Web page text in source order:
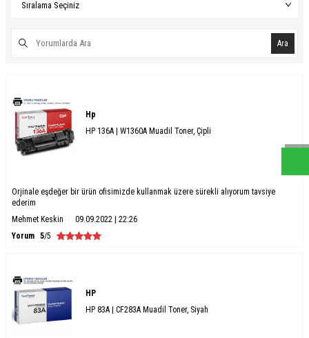
Ara
Hp
HP 136A | W1360A Muadil Toner, Çipli
Orjinale eşdeğer bir ürün ofisimizde kullanmak üzere sürekli alıyorum tavsiye
ederim
Mehmet Keskin
09.09.2022 | 22:26
Yorum 5/5
HP
HP 83A | CF283A Muadil Toner, Siyah